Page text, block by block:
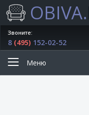
OBIVA.
Звоните:
8 (495) 152-02-52
Меню